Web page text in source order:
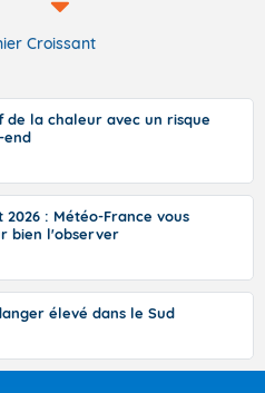
Croissant
de la chaleur avec un risque
end
2026 : Météo-France vous
bien l'observer
élevé dans le Sud